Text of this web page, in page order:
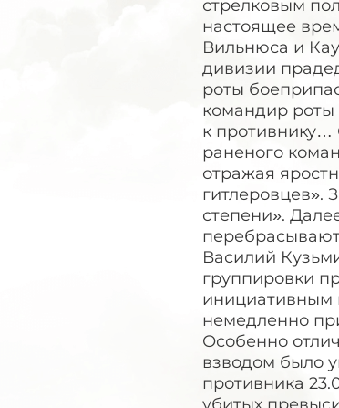
стрелковым
настоящее
Вильнюса и
дивизии
роты
командир роты
к
раненого
отражая
гитлеровцев».
степени».
Василий
группировки
инициативным
немедленно
Особенно
взводом было
противника